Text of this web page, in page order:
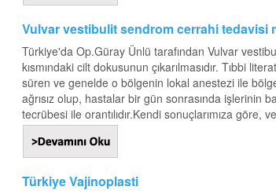
Vulvar vestibulit sendrom cerrahi tedavisi
Türkiye'da Op.Güray Ünlü tarafından Vulvar
kısmındaki cilt dokusunun çıkarılmasıdır. Tıbbi
süren ve genelde o bölgenin lokal anestezi ile
ağrısız olup, hastalar bir gün sonrasında işlerinin
tecrübesi ile orantılıdır.Kendi sonuçlarımıza göre,
Türkiye Vajinoplasti